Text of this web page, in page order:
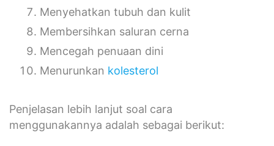
Menyehatkan tubuh dan kulit
Membersihkan saluran cerna
Mencegah penuaan dini
Menurunkan kolesterol
Penjelasan lebih lanjut soal cara
menggunakannya adalah sebagai berikut: